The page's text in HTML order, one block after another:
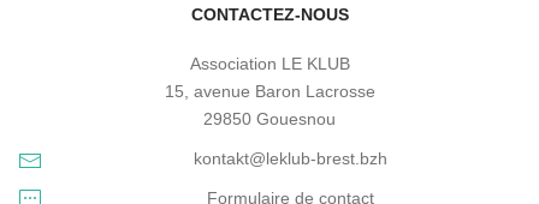
CONTACTEZ-NOUS
Association LE KLUB
15, avenue Baron Lacrosse
29850 Gouesnou
kontakt@leklub-brest.bzh
Formulaire de contact